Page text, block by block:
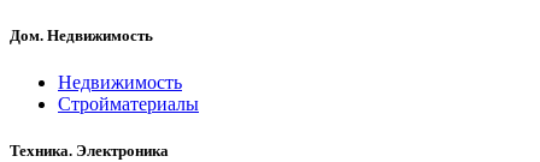
Дом. Недвижимость
Недвижимость
Стройматериалы
Техника. Электроника